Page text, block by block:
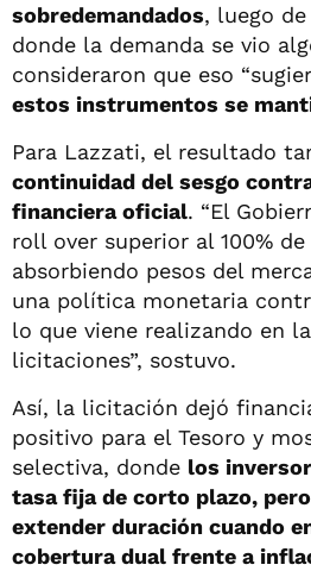
sobredemandados, luego
donde la demanda se vio
consideraron que eso
estos instrumentos se
Para Lazzati, el resultado
continuidad del sesgo
financiera oficial. “El
roll over superior al 100%
absorbiendo pesos del
una política monetaria
lo que viene realizando en
licitaciones”, sostuvo.
Así, la licitación dejó
positivo para el Tesoro y
selectiva, donde los
tasa fija de corto plazo,
extender duración cuando
cobertura dual frente a